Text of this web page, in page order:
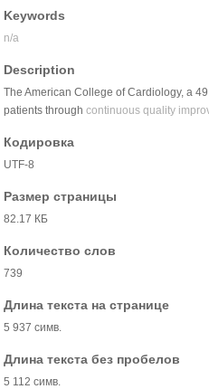
Keywords
n/a
Description
The American College of Cardiology, a
patients through continuous quality
Кодировка
UTF-8
Размер страницы
82.17 КБ
Количество слов
739
Длина текста на странице
5 937 симв.
Длина текста без пробелов
5 112 симв.